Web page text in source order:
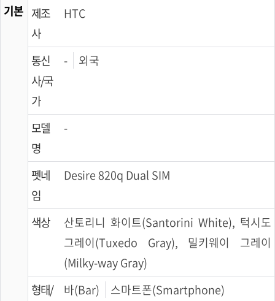
기본 제조
사
HTC
통신
사/국
가
- 외국
모델
명
-
펫네
임
Desire 820q Dual SIM
색상
산토리니 화이트(Santorini White), 턱시도
그레이(Tuxedo Gray), 밀키웨이 그레이
(Milky-way Gray)
형태/
바(Bar) 스마트폰(Smartphone)